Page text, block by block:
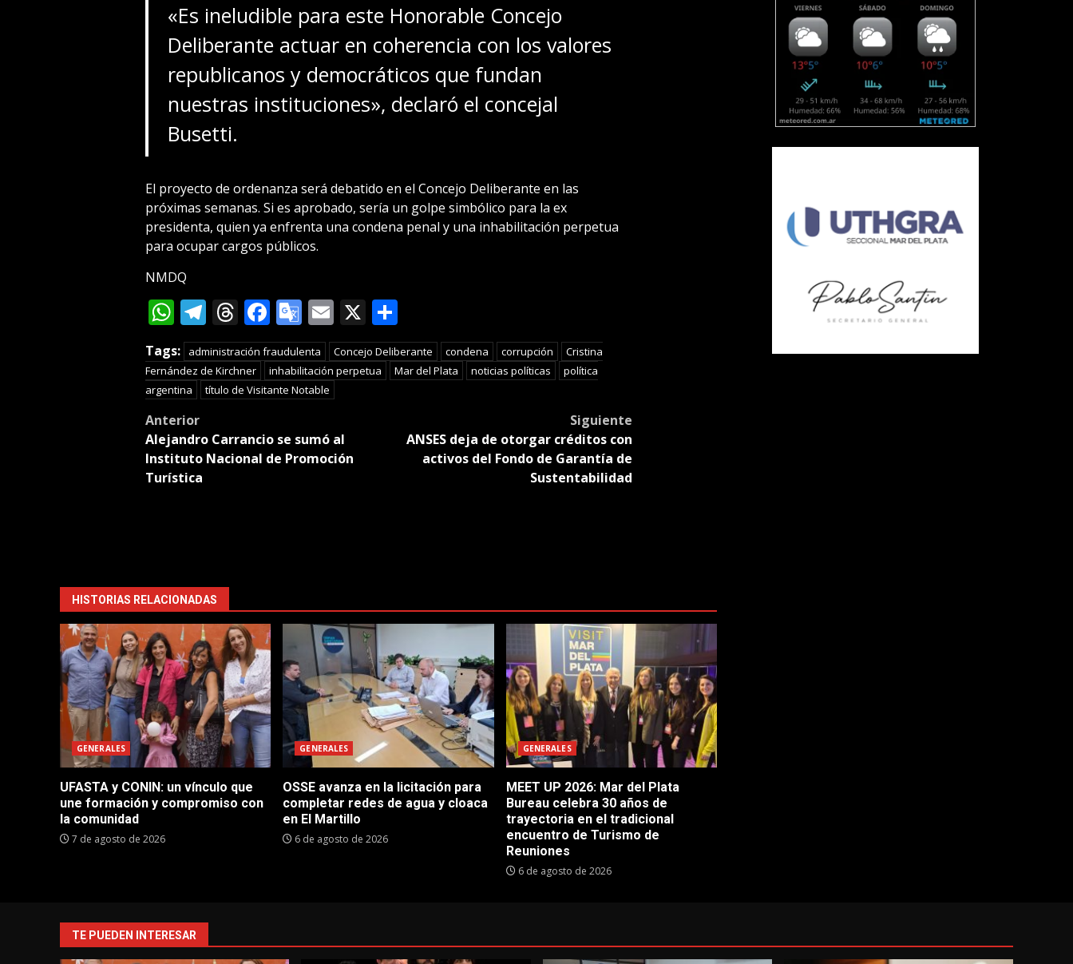
«Es ineludible para este Honorable Concejo
Deliberante actuar en coherencia con los valores
republicanos y democráticos que fundan
nuestras instituciones», declaró el concejal
Busetti.
El proyecto de ordenanza será debatido en el Concejo Deliberante en las
próximas semanas. Si es aprobado, sería un golpe simbólico para la ex
presidenta, quien ya enfrenta una condena penal y una inhabilitación perpetua
para ocupar cargos públicos.
NMDQ
WhatsApp
Telegram
Threads
Facebook
Google
Translate
Email
X Compartir
Tags: administración fraudulenta Concejo Deliberante condena corrupción
Cristina
Fernández de Kirchner
inhabilitación perpetua Mar del Plata noticias políticas
política
argentina
título de Visitante Notable
Post
navigation
Anterior
Alejandro Carrancio se sumó al
Instituto Nacional de Promoción
Turística
Siguiente
ANSES deja de otorgar créditos con
activos del Fondo de Garantía de
Sustentabilidad
HISTORIAS RELACIONADAS
GENERALES
UFASTA y CONIN: un vínculo que
une formación y compromiso con
la comunidad
7 de agosto de 2026
GENERALES
OSSE avanza en la licitación para
completar redes de agua y cloaca
en El Martillo
6 de agosto de 2026
GENERALES
MEET UP 2026: Mar del Plata
Bureau celebra 30 años de
trayectoria en el tradicional
encuentro de Turismo de
Reuniones
6 de agosto de 2026
TE PUEDEN INTERESAR